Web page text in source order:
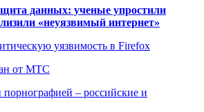
данных: ученые упростили
«неуязвимый интернет»
уязвимость в Firefox
от МТС
порнографией – российские и